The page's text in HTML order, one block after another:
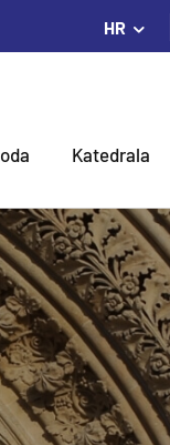
HR
Katedrala